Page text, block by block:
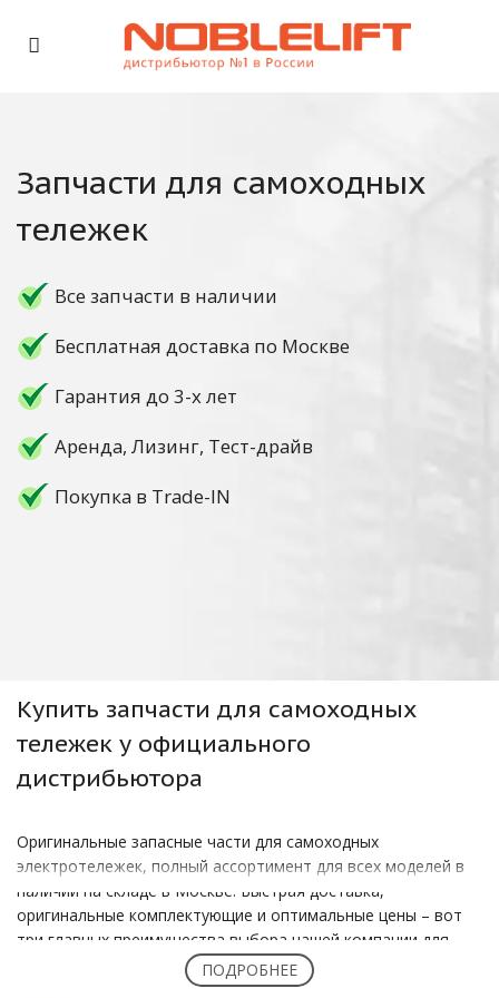
Запчасти для самоходных
тележек
Все запчасти в наличии
Бесплатная доставка по Москве
Гарантия до 3-х лет
Аренда, Лизинг, Тест-драйв
Покупка в Trade-IN
Купить запчасти для самоходных
тележек у официального
дистрибьютора
Оригинальные запасные части для самоходных
электротележек, полный ассортимент для всех моделей в
наличии на складе в Москве. Быстрая доставка,
оригинальные комплектующие и оптимальные цены – вот
три главных преимущества выбора нашей компании для
покупки запчастей к вашим складским электрическим
самоходным тележкам марки Noblelift!
ПОДРОБНЕЕ